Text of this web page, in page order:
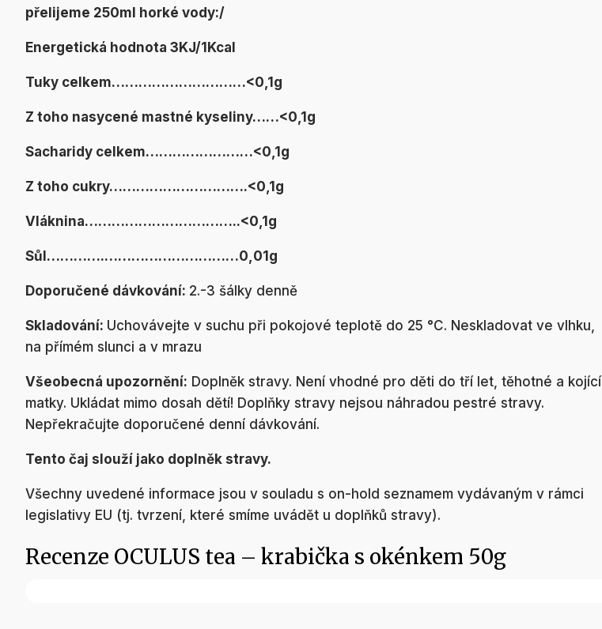
přelijeme 250ml horké vody:/
Energetická hodnota 3KJ/1Kcal
Tuky celkem…………………………<0,1g
Z toho nasycené mastné kyseliny……<0,1g
Sacharidy celkem……………………<0,1g
Z toho cukry………………………….<0,1g
Vláknina……………………………..<0,1g
Sůl………….…………………………0,01g
Doporučené dávkování: 2.-3 šálky denně
Skladování: Uchovávejte v suchu při pokojové teplotě do 25 °C. Neskladovat ve vlhku,
na přímém slunci a v mrazu
Všeobecná upozornění: Doplněk stravy. Není vhodné pro děti do tří let, těhotné a kojící
matky. Ukládat mimo dosah dětí! Doplňky stravy nejsou náhradou pestré stravy.
Nepřekračujte doporučené denní dávkování.
Tento čaj slouží jako doplněk stravy.
Všechny uvedené informace jsou v souladu s on-hold seznamem vydávaným v rámci
legislativy EU (tj. tvrzení, které smíme uvádět u doplňků stravy).
Recenze OCULUS tea – krabička s okénkem 50g